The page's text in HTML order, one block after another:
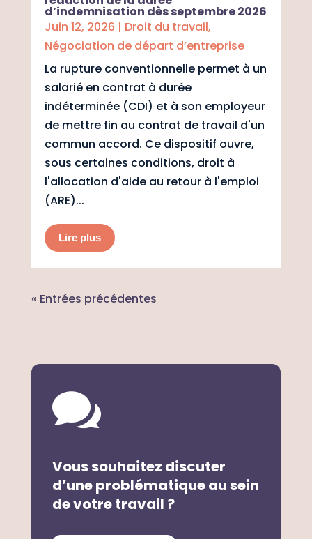
d’indemnisation dès septembre 2026
Juin 12, 2026 | Droit du travail,
Négociation de départ d’entreprise
La rupture conventionnelle permet à un
salarié en contrat à durée
indéterminée (CDI) et à son employeur
de mettre fin au contrat de travail d'un
commun accord. Ce dispositif ouvre,
sous certaines conditions, droit à
l'allocation d'aide au retour à l'emploi
(ARE)...
Lire plus
« Entrées précédentes

Vous souhaitez discuter
d’une problématique au sein
de votre travail ?